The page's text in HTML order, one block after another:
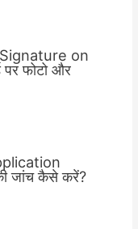
on
फोटो और
जांच कैसे करें?